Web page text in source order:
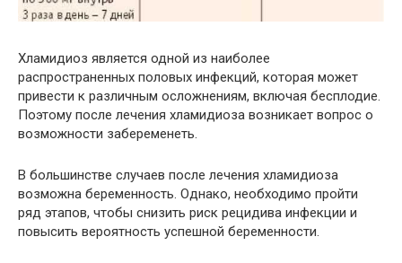
Хламидиоз является одной из наиболее
распространенных половых инфекций, которая может
привести к различным осложнениям, включая бесплодие.
Поэтому после лечения хламидиоза возникает вопрос о
возможности забеременеть.
В большинстве случаев после лечения хламидиоза
возможна беременность. Однако, необходимо пройти
ряд этапов, чтобы снизить риск рецидива инфекции и
повысить вероятность успешной беременности.